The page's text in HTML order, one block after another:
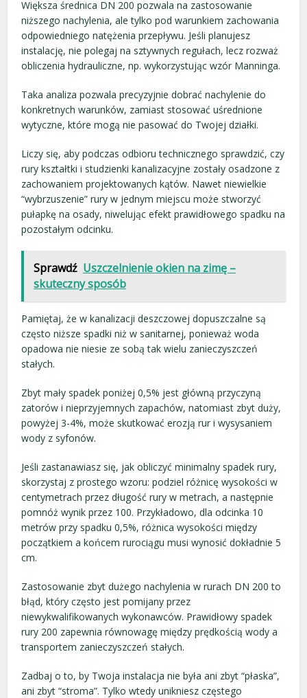
Większa średnica DN 200 pozwala na zastosowanie
niższego nachylenia, ale tylko pod warunkiem zachowania
odpowiedniego natężenia przepływu. Jeśli planujesz
instalację, nie polegaj na sztywnych regułach, lecz rozważ
obliczenia hydrauliczne, np. wykorzystując wzór Manninga.
Taka analiza pozwala precyzyjnie dobrać nachylenie do
konkretnych warunków, zamiast stosować uśrednione
wytyczne, które mogą nie pasować do Twojej działki.
Liczy się, aby podczas odbioru technicznego sprawdzić, czy
rury kształtki i studzienki kanalizacyjne zostały osadzone z
zachowaniem projektowanych kątów. Nawet niewielkie
“wybrzuszenie” rury w jednym miejscu może stworzyć
pułapkę na osady, niwelując efekt prawidłowego spadku na
pozostałym odcinku.
Sprawdź Uszczelnienie okien na zimę –
skuteczny sposób
Pamiętaj, że w kanalizacji deszczowej dopuszczalne są
często niższe spadki niż w sanitarnej, ponieważ woda
opadowa nie niesie ze sobą tak wielu zanieczyszczeń
stałych.
Zbyt mały spadek poniżej 0,5% jest główną przyczyną
zatorów i nieprzyjemnych zapachów, natomiast zbyt duży,
powyżej 3-4%, może skutkować erozją rur i wysysaniem
wody z syfonów.
Jeśli zastanawiasz się, jak obliczyć minimalny spadek rury,
skorzystaj z prostego wzoru: podziel różnicę wysokości w
centymetrach przez długość rury w metrach, a następnie
pomnóż wynik przez 100. Przykładowo, dla odcinka 10
metrów przy spadku 0,5%, różnica wysokości między
początkiem a końcem rurociągu musi wynosić dokładnie 5
cm.
Zastosowanie zbyt dużego nachylenia w rurach DN 200 to
błąd, który często jest pomijany przez
niewykwalifikowanych wykonawców. Prawidłowy spadek
rury 200 zapewnia równowagę między prędkością wody a
transportem zanieczyszczeń stałych.
Zadbaj o to, by Twoja instalacja nie była ani zbyt “płaska”,
ani zbyt “stroma”. Tylko wtedy unikniesz częstego